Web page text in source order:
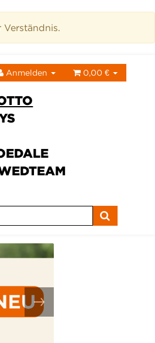
Anmelden 0,00 €